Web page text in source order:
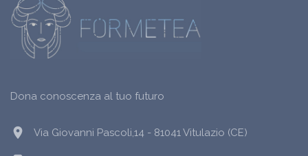
Dona conoscenza al tuo futuro
location_on Via Giovanni Pascoli,14 - 81041 Vitulazio (CE)